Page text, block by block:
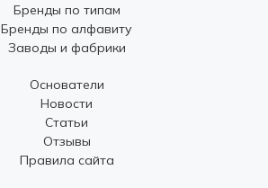
Бренды по типам
Бренды по алфавиту
Заводы и фабрики
Основатели
Новости
Статьи
Отзывы
Правила сайта